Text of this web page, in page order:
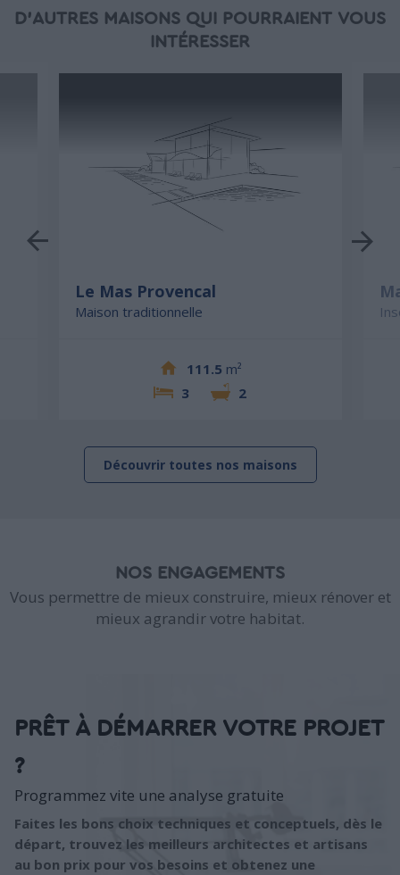
D'AUTRES MAISONS QUI POURRAIENT VOUS
INTÉRESSER
Le Mas Provencal
Maison traditionnelle
111.5 m²
3
2
Découvrir toutes nos maisons
NOS ENGAGEMENTS
Vous permettre de mieux construire, mieux rénover et
mieux agrandir votre habitat.
PRÊT À DÉMARRER VOTRE PROJET
?
Programmez vite une analyse gratuite
Faites les bons choix techniques et conceptuels, dès le
départ, trouvez les meilleurs architectes et artisans
au bon prix pour vos besoins et obtenez une